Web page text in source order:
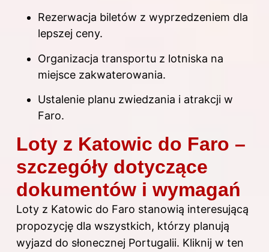
Rezerwacja biletów z wyprzedzeniem dla
lepszej ceny.
Organizacja transportu z lotniska na
miejsce zakwaterowania.
Ustalenie planu zwiedzania i atrakcji w
Faro.
Loty z Katowic do Faro –
szczegóły dotyczące
dokumentów i wymagań
Loty z Katowic do Faro stanowią interesującą
propozycję dla wszystkich, którzy planują
wyjazd do słonecznej Portugalii. Kliknij w ten